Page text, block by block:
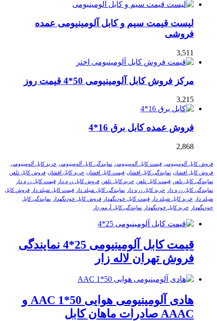
لیست قیمت سیم و کابل آلومینیومی عمده
فروشی
3,511
مرکز فروش کابل آلومینیومی 50*4 قیمت روز
3,215
فروش عمده کابل برق 16*4
2,868
فروش کابل آلومینیومی قیمت کابل آلومینیومی نمایندگی کابل آلومینیومی خرید کابل آلومینیومی
فروش کابل افشان نمایندگی کابل افشان قیمت کابل افشان خرید کابل افشان فروش کابل تلفن
نمایندگی کابل تلفن قیمت کابل تلفن خرید کابل تلفن فروش کابل زره دار
قیمت کابل زره دار
نمایندگی کابل زره دار
خرید کابل زره دار نمایندگی کابل شیلد دار قیمت کابل شیلد دار
فروش کابل
شیلد دار
خرید کابل شیلد دار قیمت کابل خودنگهدار فروش کابل خودنگهدار
نمایندگی کابل
خودنگهدار
خرید کابل خودنگهدار نمایندگی کابل آرموردار
قیمت کابل آلومینیومی 25*4 نمایندگی
فروش تهران لاله زار
هادی آلومینیومی هوایی 50*1 AAC و
AAAC صادرات ماهان کابل